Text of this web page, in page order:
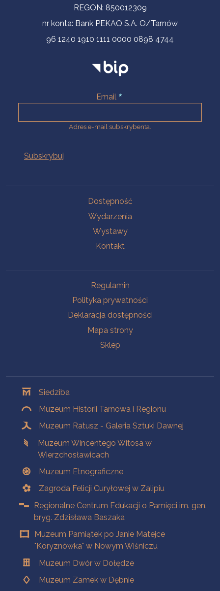
REGON: 850012309
nr konta: Bank PEKAO S.A. O/Tarnów
96 1240 1910 1111 0000 0898 4744
Email
Adres e-mail subskrybenta.
Dostępność
Wydarzenia
Wystawy
Kontakt
Regulamin
Polityka prywatności
Deklaracja dostępności
Mapa strony
Sklep
Siedziba
Muzeum Historii Tarnowa i Regionu
Muzeum Ratusz - Galeria Sztuki Dawnej
Muzeum Wincentego Witosa w
Wierzchosławicach
Muzeum Etnograficzne
Zagroda Felicji Curyłowej w Zalipiu
Regionalne Centrum Edukacji o Pamięci im. gen.
bryg. Zdzisława Baszaka
Muzeum Pamiątek po Janie Matejce
"Koryznówka" w Nowym Wiśniczu
Muzeum Dwór w Dołędze
Muzeum Zamek w Dębnie